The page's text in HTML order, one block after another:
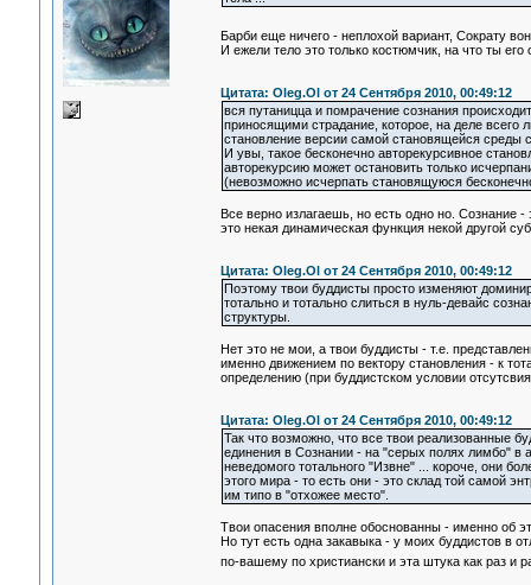
Барби еще ничего - неплохой вариант, Сократу
И ежели тело это только костюмчик, на что ты
Цитата: Oleg.Ol от 24 Сентября 2010, 00:49:12
вся путаницца и помрачение сознания
приносящими страдание, которое, на деле всего
становление версии самой становящейся среды
И увы, такое бесконечно авторекурсивное
авторекурсию может остановить только
(невозможно исчерпать становящуюся
Все верно излагаешь, но есть одно но. Сознание
это некая динамическая функция некой другой
Цитата: Oleg.Ol от 24 Сентября 2010, 00:49:12
Поэтому твои буддисты просто изменяют
тотально и тотально слиться в нуль-девайс
структуры.
Нет это не мои, а твои буддисты - т.е.
именно движением по вектору становления - к
определению (при буддистском условии
Цитата: Oleg.Ol от 24 Сентября 2010, 00:49:12
Так что возможно, что все твои реализованные
единения в Сознании - на "серых полях лимбо" в
неведомого тотального "Извне" ... короче, они
этого мира - то есть они - это склад той самой
им типо в "отхожее место".
Твои опасения вполне обоснованны - именно об
Но тут есть одна закавыка - у моих буддистов в
по-вашему по христиански и эта штука как раз и